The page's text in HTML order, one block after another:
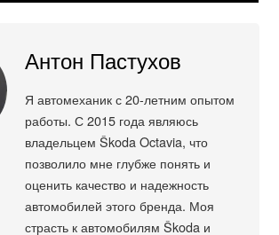
Антон Пастухов
Я автомеханик с 20-летним опытом
работы. С 2015 года являюсь
владельцем Škoda Octavia, что
позволило мне глубже понять и
оценить качество и надежность
автомобилей этого бренда. Моя
страсть к автомобилям Škoda и